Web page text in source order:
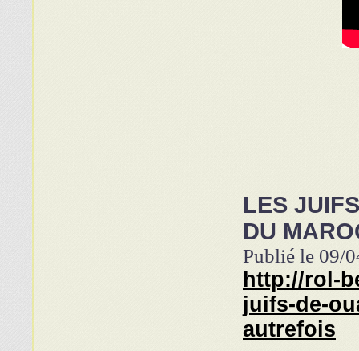
LES
DU
Publié le 09/
http://rol-
juifs-de-
autrefois